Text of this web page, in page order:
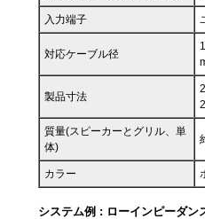
入力端子
対応ケーブル径
製品寸法
質量(スピーカーとグリル、単
体)
カラー
システム例 : ローインピーダン